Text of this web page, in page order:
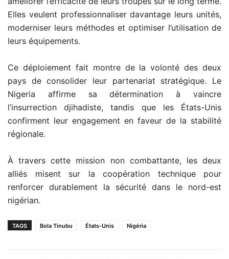
Elles veulent professionnaliser davantage leurs unités,
moderniser leurs méthodes et optimiser l’utilisation de
leurs équipements.
Ce déploiement fait montre de la volonté des deux
pays de consolider leur partenariat stratégique. Le
Nigeria affirme sa détermination à vaincre
l’insurrection djihadiste, tandis que les États-Unis
confirment leur engagement en faveur de la stabilité
régionale.
À travers cette mission non combattante, les deux
alliés misent sur la coopération technique pour
renforcer durablement la sécurité dans le nord-est
nigérian.
TAGS Bola Tinubu États-Unis Nigéria